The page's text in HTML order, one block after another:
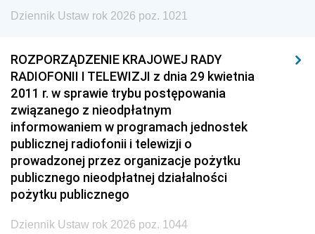
Dziennik Ustaw rok 2026 poz. 1021
ROZPORZĄDZENIE KRAJOWEJ RADY
RADIOFONII I TELEWIZJI z dnia 29 kwietnia
2011 r. w sprawie trybu postępowania
związanego z nieodpłatnym
informowaniem w programach jednostek
publicznej radiofonii i telewizji o
prowadzonej przez organizacje pożytku
publicznego nieodpłatnej działalności
pożytku publicznego
Dziennik Ustaw rok 2026 poz. 1044